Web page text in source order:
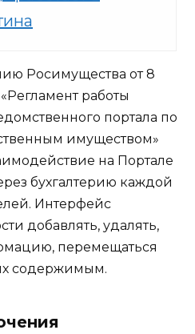
Росимущества от 8
работы
портала по
имуществом»
на Портале
бухгалтерию каждой
Интерфейс
добавлять, удалять,
перемещаться
содержимым.